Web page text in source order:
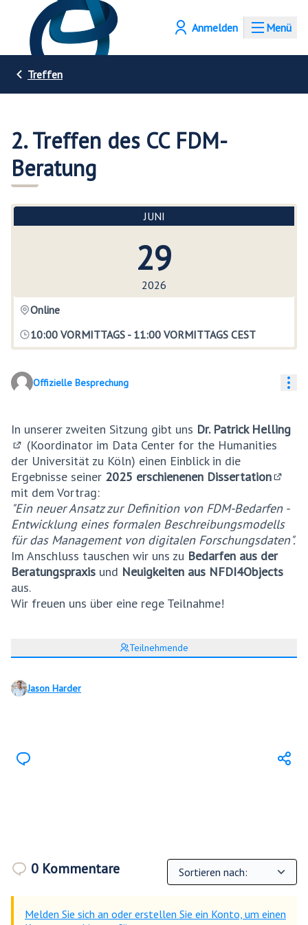
Menü
Anmelden
Treffen
2. Treffen des CC FDM-
Beratung
JUNI
29
2026
Online
10:00 VORMITTAGS - 11:00 VORMITTAGS CEST
Offizielle Besprechung
In unserer zweiten Sitzung gibt uns Dr. Patrick Helling
(Externer Link)
(Koordinator im Data Center for the Humanities
der Universität zu Köln) einen Einblick in die
Ergebnisse seiner 2025 erschienenen Dissertation
mit dem Vortrag:
"Ein neuer Ansatz zur Definition von FDM-Bedarfen -
Entwicklung eines formalen Beschreibungsmodells
für das Management von digitalen Forschungsdaten".
Im Anschluss tauschen wir uns zu Bedarfen aus der
Beratungspraxis und Neuigkeiten aus NFDI4Objects
aus.
Wir freuen uns über eine rege Teilnahme!
Teilnehmende
Jason Harder
0 Kommentare
Melden Sie sich an oder erstellen Sie ein Konto, um einen